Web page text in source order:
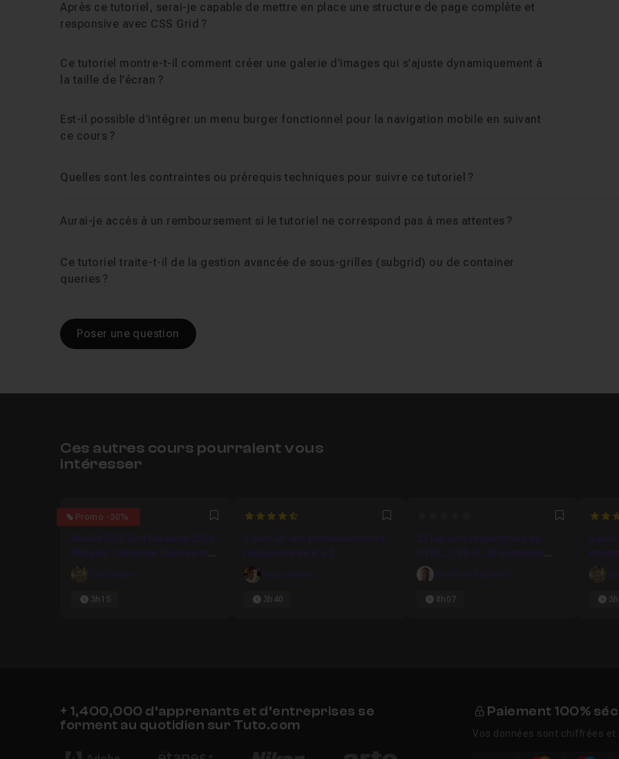
Après ce tutoriel, serai-je capable de mettre en place une structure de page complète et
responsive avec CSS Grid ?
Ce tutoriel montre-t-il comment créer une galerie d’images qui s’ajuste dynamiquement à
la taille de l’écran ?
Est-il possible d’intégrer un menu burger fonctionnel pour la navigation mobile en suivant
ce cours ?
Quelles sont les contraintes ou prérequis techniques pour suivre ce tutoriel ?
Aurai-je accès à un remboursement si le tutoriel ne correspond pas à mes attentes ?
Ce tutoriel traite-t-il de la gestion avancée de sous-grilles (subgrid) ou de container
queries ?
Poser une question
Ces autres cours pourraient vous
intéresser
Promo -30%
5 Favori
Bundle CSS Grid Moderne 2026 -
Subgrid, Container Queries et
Layouts Nouvelle Génération
Carl Brison
3h15
4.6 Favori
Coder un site professionnel et
responsive de A à Z
Enzo Ustariz
3h40
Favori
25 Layouts responsives en
HTML, CSS et JS: exemples
réels
Matthieu Passerel
8h07
4.88
+ 1,400,000 d’apprenants et d’entreprises se
forment au quotidien sur Tuto.com
Paiement 100%
Vos données sont chiffrées